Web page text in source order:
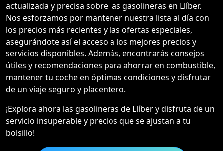
actualizada y precisa sobre las gasolineras en Llíber.
Nos esforzamos por mantener nuestra lista al día con
los precios más recientes y las ofertas especiales,
asegurándote así el acceso a los mejores precios y
servicios disponibles. Además, encontrarás consejos
útiles y recomendaciones para ahorrar en combustible,
mantener tu coche en óptimas condiciones y disfrutar
de un viaje seguro y placentero.
¡Explora ahora las gasolineras de Llíber y disfruta de un
servicio insuperable y precios que se ajustan a tu
bolsillo!